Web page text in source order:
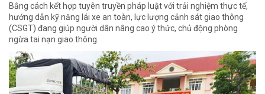
Bằng cách kết hợp tuyên truyền pháp luật với trải nghiệm thực tế,
hướng dẫn kỹ năng lái xe an toàn, lực lượng cảnh sát giao thông
(CSGT) đang giúp người dân nâng cao ý thức, chủ động phòng
ngừa tai nạn giao thông.